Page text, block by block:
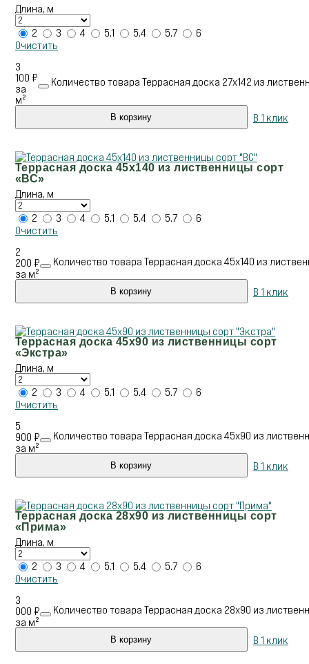
Длина, м
2
3 4 5.1 5.4 5.7
6
Очистить
3
100 ₽
за
м²
Количество товара Террасная доска 27х142 из
В корзину В 1 клик
Террасная доска 45х140 из лиственницы сорт
«ВС»
Длина, м
2
3 4 5.1 5.4 5.7
6
Очистить
2
200 ₽
за м²
Количество товара Террасная доска 45х140 из
В корзину В 1 клик
Террасная доска 45х90 из лиственницы сорт
«Экстра»
Длина, м
2
3 4 5.1 5.4 5.7
6
Очистить
5
900 ₽
за м²
Количество товара Террасная доска 45х90 из
В корзину В 1 клик
Террасная доска 28х90 из лиственницы сорт
«Прима»
Длина, м
2
3 4 5.1 5.4 5.7
6
Очистить
3
000 ₽
за м²
Количество товара Террасная доска 28х90 из
В корзину В 1 клик